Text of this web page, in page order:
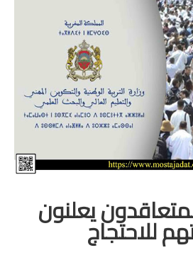
خدمات FM6
خدمات CNOPS
المستوى الأوليعلنون
للاحتجاج